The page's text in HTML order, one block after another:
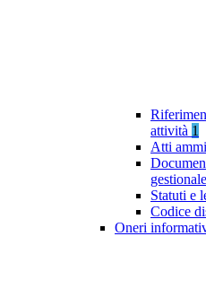
attività 1
Atti
gestionale
Statuti e
Codice
Oneri